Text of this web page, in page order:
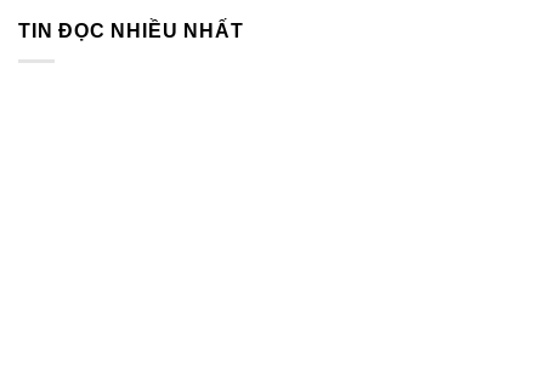
TIN ĐỌC NHIỀU NHẤT